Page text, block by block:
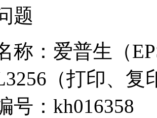
题
称：爱普生（
（打印、复
号：kh016358